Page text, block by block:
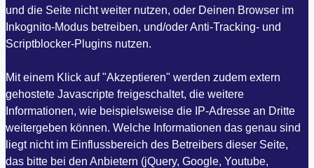
und die Seite nicht weiter nutzen, oder Deinen Browser im
Inkognito-Modus betreiben, und/oder Anti-Tracking- und
Scriptblocker-Plugins nutzen.
Mit einem Klick auf "Akzeptieren" werden zudem extern
gehostete Javascripte freigeschaltet, die weitere
Informationen, wie beispielsweise die IP-Adresse an Dritte
weitergeben können. Welche Informationen das genau sind
liegt nicht im Einflussbereich des Betreibers dieser Seite,
das bitte bei den Anbietern (jQuery, Google, Youtube,